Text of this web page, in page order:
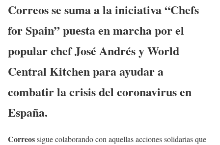
Correos se suma a la iniciativa “Chefs
for Spain” puesta en marcha por el
popular chef José Andrés y World
Central Kitchen para ayudar a
combatir la crisis del coronavirus en
España.
Correossigue colaborando con aquellas acciones solidarias que